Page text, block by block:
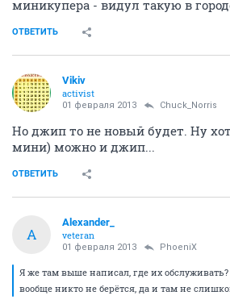
миникупера - видул такую в
ОТВЕТИТЬ
Vikiv
activist
01 февраля 2013 Chuck_Norris
Но джип то не новый будет. Ну
мини) можно и джип...
ОТВЕТИТЬ
A
Alexander_
veteran
01 февраля 2013 PhoeniX
Я же там выше написал, где их
вообще никто не берётся, да и там не